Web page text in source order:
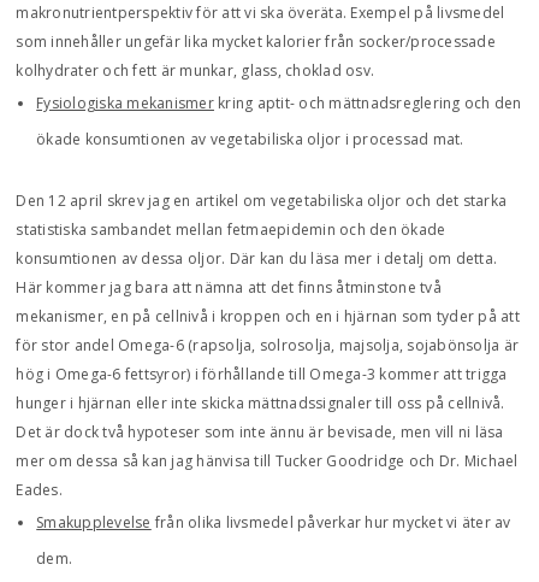
makronutrientperspektiv för att vi ska överäta. Exempel på livsmedel
som innehåller ungefär lika mycket kalorier från socker/processade
kolhydrater och fett är munkar, glass, choklad osv.
Fysiologiska mekanismerkring aptit- och mättnadsreglering och den
ökade konsumtionen av vegetabiliska oljor i processad mat.
Den 12 april skrev jag en artikel om vegetabiliska oljor och det starka
statistiska sambandet mellan fetmaepidemin och den ökade
konsumtionen av dessa oljor. Där kan du läsa mer i detalj om detta.
Här kommer jag bara att nämna att det finns åtminstone två
mekanismer, en på cellnivå i kroppen och en i hjärnan som tyder på att
för stor andel Omega-6 (rapsolja, solrosolja, majsolja, sojabönsolja är
hög i Omega-6 fettsyror) i förhållande till Omega-3 kommer att trigga
hunger i hjärnan eller inte skicka mättnadssignaler till oss på cellnivå.
Det är dock två hypoteser som inte ännu är bevisade, men vill ni läsa
mer om dessa så kan jag hänvisa till Tucker Goodridge och Dr. Michael
Eades.
Smakupplevelse från olika livsmedel påverkar hur mycket vi äter av
dem.